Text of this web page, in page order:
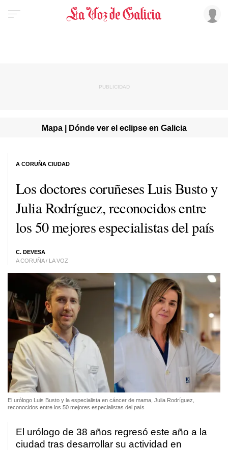
Mapa | Dónde ver el eclipse en Galicia
Los doctores coruñeses Luis Busto y
Julia Rodríguez, reconocidos entre
los 50 mejores especialistas del país
C. DEVESA
A CORUÑA / LA VOZ
A CORUÑA CIUDAD
El urólogo Luis Busto y la especialista en cáncer de mama, Julia Rodríguez,
reconocidos entre los 50 mejores especialistas del país
El urólogo de 38 años regresó este año a la
ciudad tras desarrollar su actividad en